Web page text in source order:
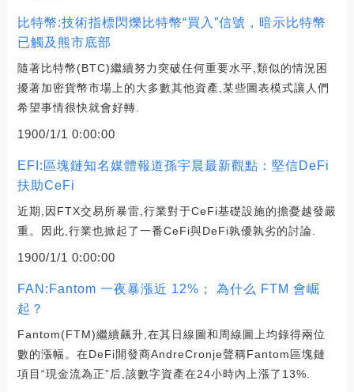
比特幣:技術指標閃爍比特幣“買入”信號，暗示比特幣
已觸及熊市底部
隨著比特幣(BTC)繼續努力突破任何重要水平,類似的情況困
擾著加密貨幣市場上的大多數其他資產,某些圖表模式讓人們
希望事情很快就會好轉.
1900/1/1 0:00:00
EFI:區塊鏈知名媒體報道孫宇晨最新觀點：堅信DeFi
扶助CeFi
近期,因FTX交易所暴雷,行業對于CeFi基礎設施的擔憂越發嚴
重。因此,行業也掀起了一番CeFi與DeFi孰優孰劣的討論.
1900/1/1 0:00:00
FAN:Fantom 一夜暴漲近 12%； 為什么 FTM 會崛
起？
Fantom(FTM)繼續飆升,在其日線圖和周線圖上均錄得兩位
數的漲幅。在DeFi開發商AndreCronje聲稱Fantom區塊鏈
項目“現金流為正”后,該數字資產在24小時內上漲了13%.